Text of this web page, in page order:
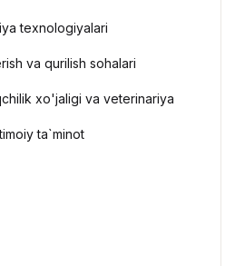
texnologiyalari
va qurilish sohalari
xo'jaligi va veterinariya
ta`minot